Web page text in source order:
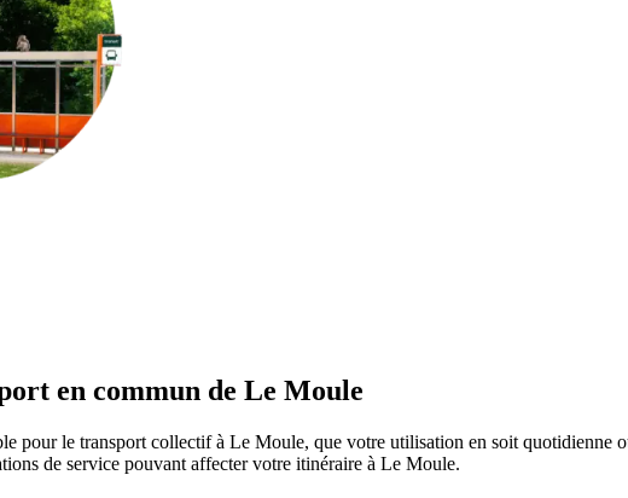
en commun de Le Moule
pour le transport collectif à Le Moule, que votre utilisation en soit quotidienne
de service pouvant affecter votre itinéraire à Le Moule.